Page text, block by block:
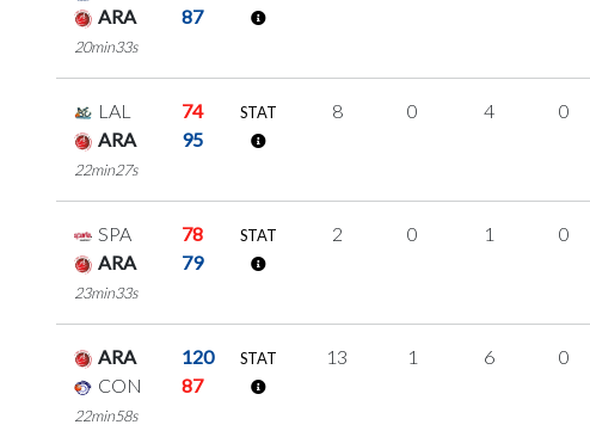
ARA
87
20min33s
LAL
74
ARA
95
22min27s
STAT 8 0 4 0
SPA
78
ARA
79
23min33s
STAT 2 0 1 0
ARA
120
CON
87
22min58s
STAT 13 1 6 0